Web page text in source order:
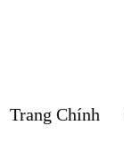
Trang Chính